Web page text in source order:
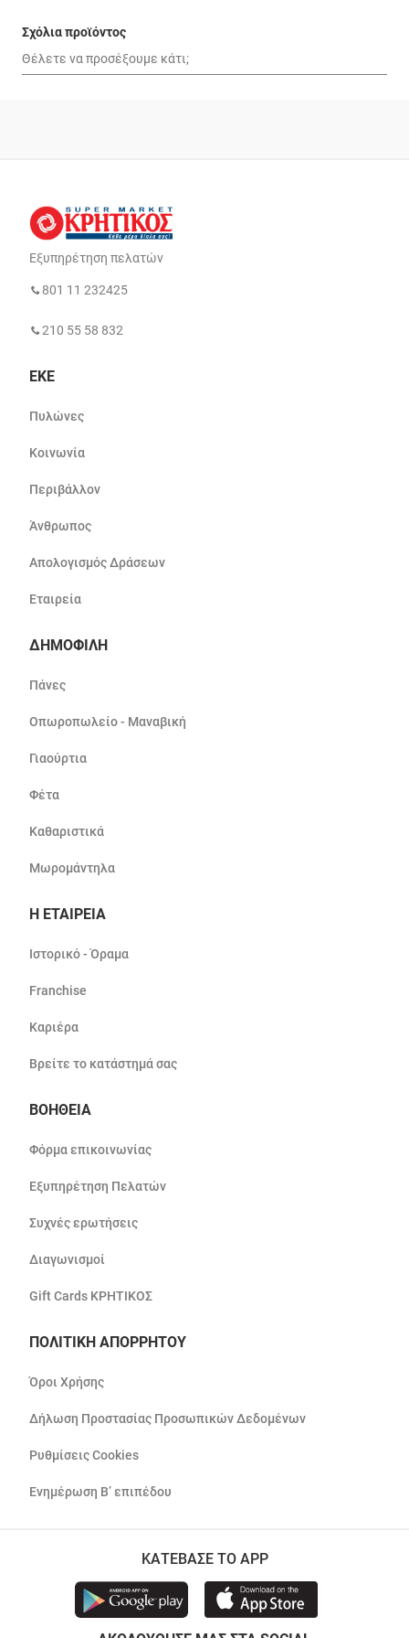
Σχόλια προϊόντος
Εξυπηρέτηση πελατών
801 11 232425
210 55 58 832
ΕΚΕ
Πυλώνες
Κοινωνία
Περιβάλλον
Άνθρωπος
Απολογισμός Δράσεων
Εταιρεία
ΔΗΜΟΦΙΛΗ
Πάνες
Οπωροπωλείο - Μαναβική
Γιαούρτια
Φέτα
Καθαριστικά
Μωρομάντηλα
Η ΕΤΑΙΡΕΙΑ
Ιστορικό - Όραμα
Franchise
Καριέρα
Βρείτε το κατάστημά σας
ΒΟΗΘΕΙΑ
Φόρμα επικοινωνίας
Εξυπηρέτηση Πελατών
Συχνές ερωτήσεις
Διαγωνισμοί
Gift Cards ΚΡΗΤΙΚΟΣ
ΠΟΛΙΤΙΚΗ ΑΠΟΡΡΗΤΟΥ
Όροι Χρήσης
Δήλωση Προστασίας Προσωπικών Δεδομένων
Ρυθμίσεις Cookies
Ενημέρωση Β’ επιπέδου
ΚΑΤΕΒΑΣΕ ΤΟ APP